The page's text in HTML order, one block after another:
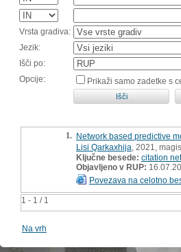
Vrsta gradiva:
Jezik:
Išči po:
Opcije:
Prikaži samo zadetke s
1 - 1 / 1
1. Network based predictive
Lisi Qarkaxhija , 2021,
Ključne besede: citation
Objavljeno v RUP:
Povezava na celotno
Na vrh